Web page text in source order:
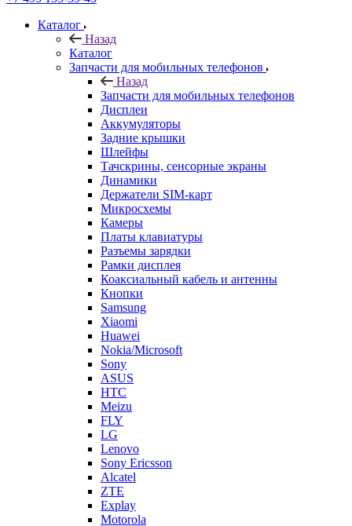
Назад
Каталог
Запчасти для мобильных телефонов
Назад
Запчасти для мобильных телефонов
Дисплеи
Аккумуляторы
Задние крышки
Шлейфы
Тачскрины, сенсорные экраны
Динамики
Держатели SIM-карт
Микросхемы
Камеры
Платы клавиатуры
Разъемы зарядки
Рамки дисплея
Коаксиальный кабель и антенны
Кнопки
Samsung
Xiaomi
Huawei
Nokia/Microsoft
Sony
ASUS
HTC
Meizu
FLY
LG
Lenovo
Sony Ericsson
Alcatel
ZTE
Explay
Motorola
Oppo